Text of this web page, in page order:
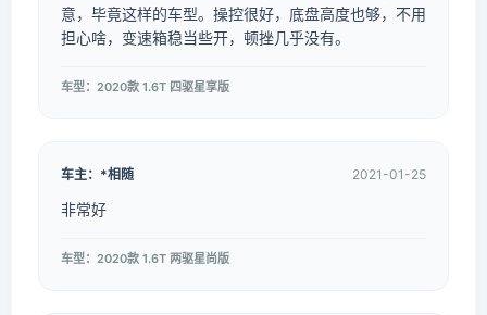
意，毕竟这样的车型。操控很好，底盘高度也够，不用
担心啥，变速箱稳当些开，顿挫几乎没有。
车型：2020款 1.6T 四驱星享版
车主：*相随 2021-01-25
非常好
车型：2020款 1.6T 两驱星尚版